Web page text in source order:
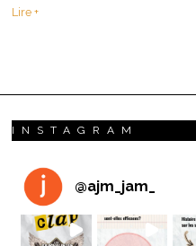
Lire +
INSTAGRAM
@ajm_jam_